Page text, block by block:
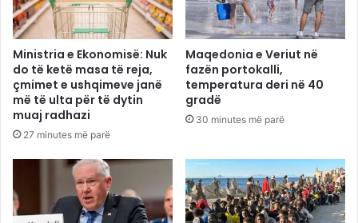
Ministria e Ekonomisë: Nuk
do të ketë masa të reja,
çmimet e ushqimeve janë
më të ulta për të dytin
muaj radhazi
27 minutes më parë
Maqedonia e Veriut në
fazën portokalli,
temperatura deri në 40
gradë
30 minutes më parë